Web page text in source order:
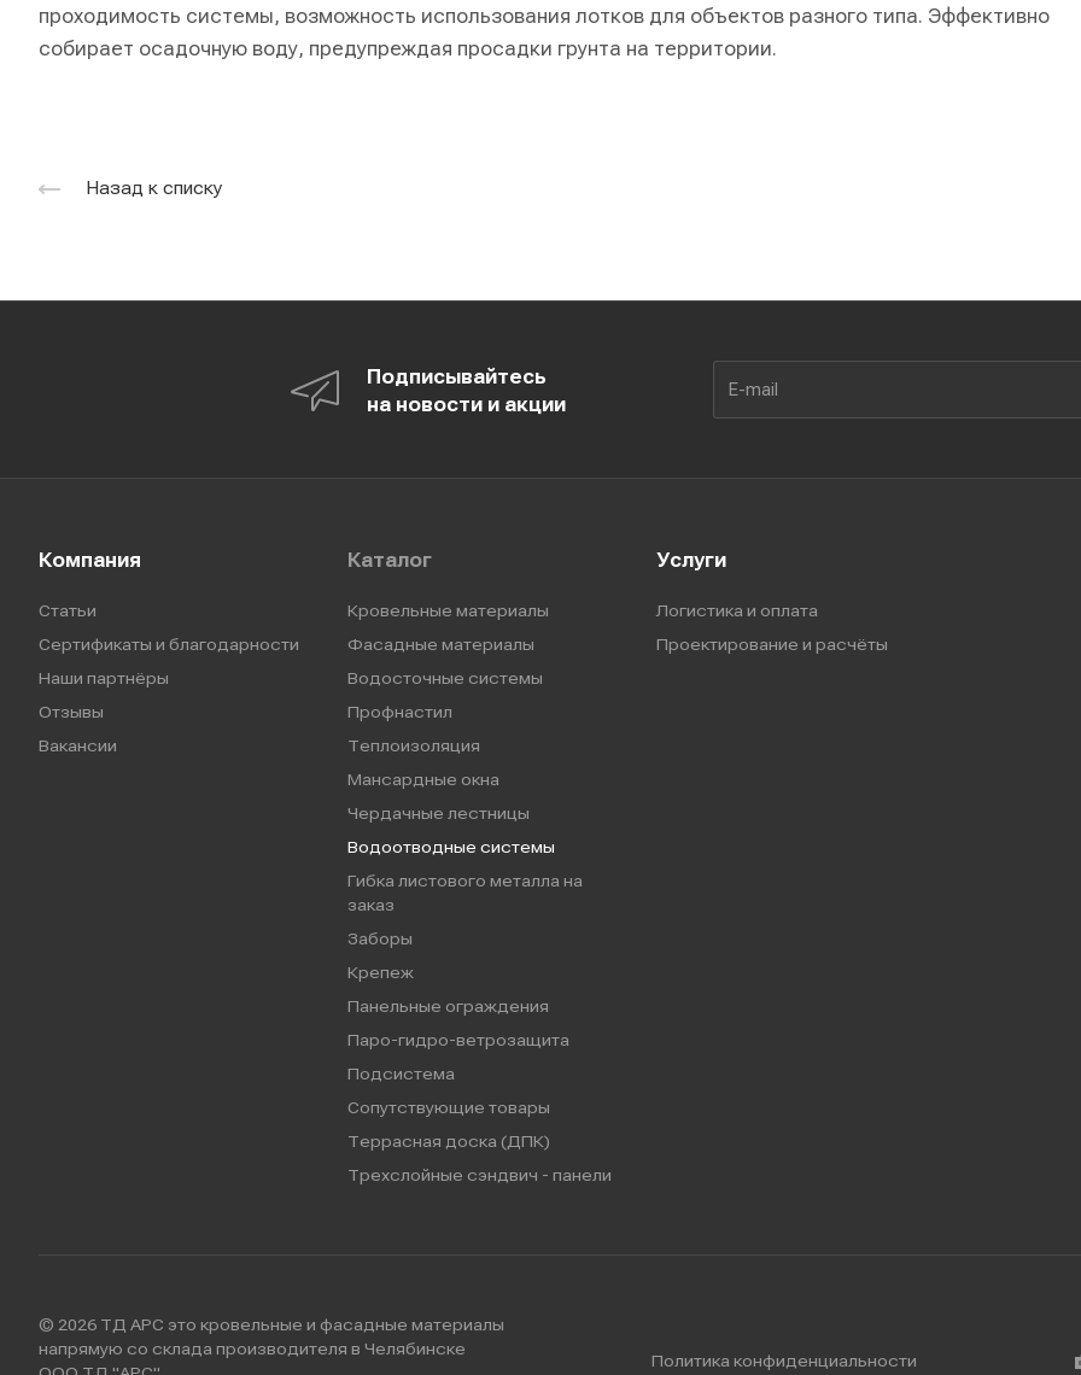
проходимость системы, возможность использования лотков для объектов разного типа. Эффективно
собирает осадочную воду, предупреждая просадки грунта на территории.
Назад к списку
Подписывайтесь
на новости и акции
Компания
Статьи
Сертификаты и благодарности
Наши партнёры
Отзывы
Вакансии
Каталог
Кровельные материалы
Фасадные материалы
Водосточные системы
Профнастил
Теплоизоляция
Мансардные окна
Чердачные лестницы
Водоотводные системы
Гибка листового металла на
заказ
Заборы
Крепеж
Панельные ограждения
Паро-гидро-ветрозащита
Подсистема
Сопутствующие товары
Террасная доска (ДПК)
Трехслойные сэндвич - панели
Услуги
Логистика и оплата
Проектирование и расчёты
© 2026 ТД АРС это кровельные и фасадные материалы
напрямую со склада производителя в Челябинске
Политика конфиденциальности